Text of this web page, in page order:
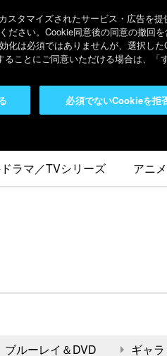
タマイズされたサービス・広告を
ださい。Cookie同意後の同意の撤回
は必須ではありませんが、選択し
ることにご同意いただける場合は、「
必須でないCookieを拒
ラマ／TVシリーズ アニメ
ブルーレイ＆DVD ギャ